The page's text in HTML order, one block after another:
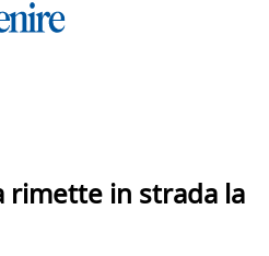
rimette in strada la